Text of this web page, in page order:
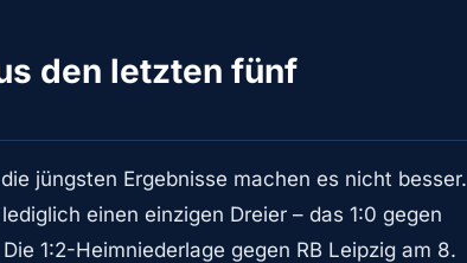
den letzten fünf
jüngsten Ergebnisse machen es nicht besser.
einen einzigen Dreier – das 1:0 gegen
1:2-Heimniederlage gegen RB Leipzig am 8.